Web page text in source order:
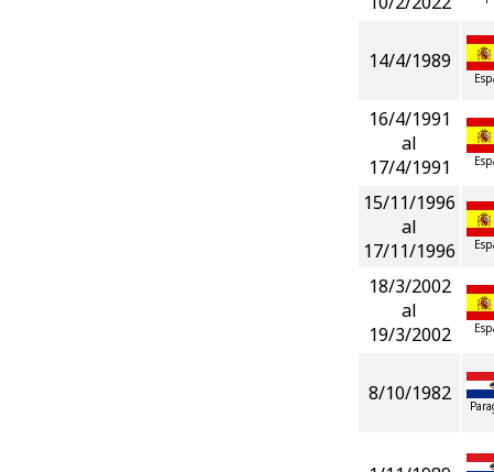
14/4/1989
16/4/1991
al
17/4/1991
15/11/1996
al
17/11/1996
18/3/2002
al
19/3/2002
8/10/1982